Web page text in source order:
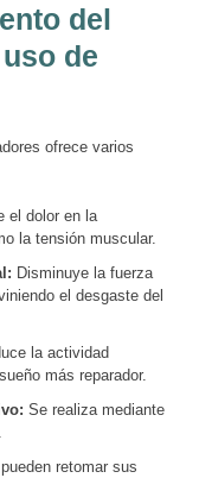
del
de
ofrece varios
el dolor en la
la tensión muscular.
Disminuye la fuerza
el desgaste del
la actividad
más reparador.
Se realiza mediante
retomar sus